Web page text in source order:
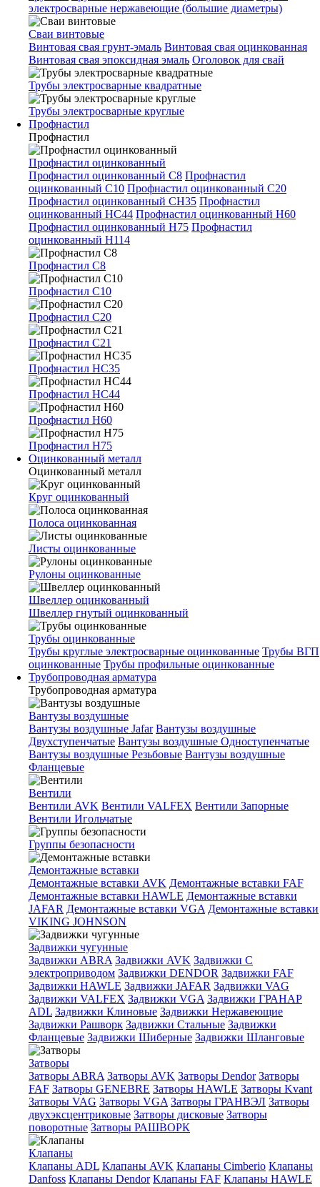
электросварные нержавеющие (большие диаметры)
Сваи винтовые
Винтовая свая грунт-эмаль Винтовая свая оцинкованная
Винтовая свая эпоксидная эмаль Оголовок для свай
Трубы электросварные квадратные
Трубы электросварные круглые
Профнастил
Профнастил
Профнастил оцинкованный
Профнастил оцинкованный С8 Профнастил
оцинкованный С10 Профнастил оцинкованный С20
Профнастил оцинкованный СН35 Профнастил
оцинкованный НС44 Профнастил оцинкованный Н60
Профнастил оцинкованный Н75 Профнастил
оцинкованный Н114
Профнастил С8
Профнастил С10
Профнастил С20
Профнастил С21
Профнастил НС35
Профнастил НС44
Профнастил Н60
Профнастил Н75
Оцинкованный металл
Оцинкованный металл
Круг оцинкованный
Полоса оцинкованная
Листы оцинкованные
Рулоны оцинкованные
Швеллер оцинкованный
Швеллер гнутый оцинкованный
Трубы оцинкованные
Трубы круглые электросварные оцинкованные Трубы ВГП
оцинкованные Трубы профильные оцинкованные
Трубопроводная арматура
Трубопроводная арматура
Вантузы воздушные
Вантузы воздушные Jafar Вантузы воздушные
Двухступенчатые Вантузы воздушные Одноступенчатые
Вантузы воздушные Резьбовые Вантузы воздушные
Фланцевые
Вентили
Вентили AVK Вентили VALFEX Вентили Запорные
Вентили Игольчатые
Группы безопасности
Демонтажные вставки
Демонтажные вставки AVK Демонтажные вставки FAF
Демонтажные вставки HAWLE Демонтажные вставки
JAFAR Демонтажные вставки VGA Демонтажные вставки
VIKING JOHNSON
Задвижки чугунные
Задвижки ABRA Задвижки AVK Задвижки C
электроприводом Задвижки DENDOR Задвижки FAF
Задвижки HAWLE Задвижки JAFAR Задвижки VAG
Задвижки VALFEX Задвижки VGA Задвижки ГРАНАР
ADL Задвижки Клиновые Задвижки Нержавеющие
Задвижки Рашворк Задвижки Стальные Задвижки
Фланцевые Задвижки Шиберные Задвижки Шланговые
Затворы
Затворы ABRA Затворы AVK Затворы Dendor Затворы
FAF Затворы GENEBRE Затворы HAWLE Затворы Kvant
Затворы VAG Затворы VGA Затворы ГРАНВЭЛ Затворы
двухэксцентриковые Затворы дисковые Затворы
поворотные Затворы РАШВОРК
Клапаны
Клапаны ADL Клапаны AVK Клапаны Cimberio Клапаны
Danfoss Клапаны Dendor Клапаны FAF Клапаны HAWLE